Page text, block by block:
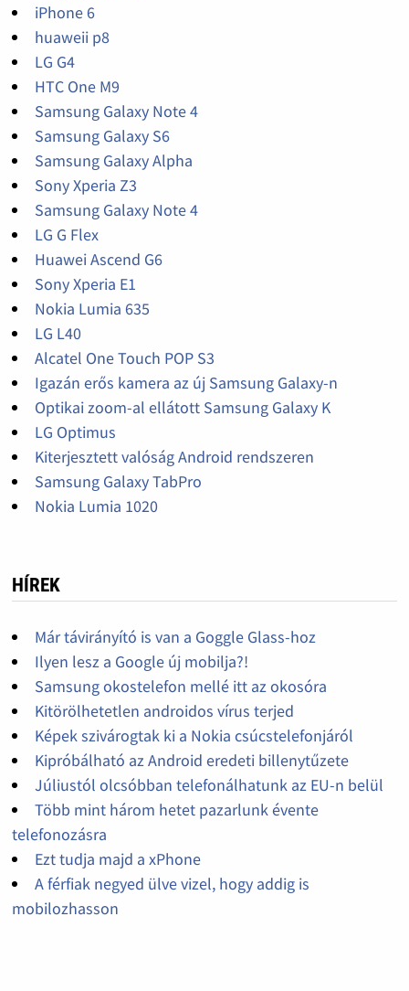
iPhone 6
huaweii p8
LG G4
HTC One M9
Samsung Galaxy Note 4
Samsung Galaxy S6
Samsung Galaxy Alpha
Sony Xperia Z3
Samsung Galaxy Note 4
LG G Flex
Huawei Ascend G6
Sony Xperia E1
Nokia Lumia 635
LG L40
Alcatel One Touch POP S3
Igazán erős kamera az új Samsung Galaxy-n
Optikai zoom-al ellátott Samsung Galaxy K
LG Optimus
Kiterjesztett valóság Android rendszeren
Samsung Galaxy TabPro
Nokia Lumia 1020
HÍREK
Már távirányító is van a Goggle Glass-hoz
Ilyen lesz a Google új mobilja?!
Samsung okostelefon mellé itt az okosóra
Kitörölhetetlen androidos vírus terjed
Képek szivárogtak ki a Nokia csúcstelefonjáról
Kipróbálható az Android eredeti billenytűzete
Júliustól olcsóbban telefonálhatunk az EU-n belül
Több mint három hetet pazarlunk évente
telefonozásra
Ezt tudja majd a xPhone
A férfiak negyed ülve vizel, hogy addig is
mobilozhasson